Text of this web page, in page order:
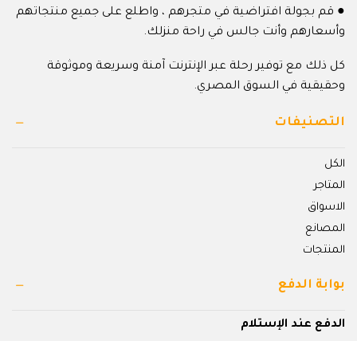
● قم بجولة افتراضية في متجرهم ، واطلع على جميع منتجاتهم
وأسعارهم وأنت جالس في راحة منزلك.
كل ذلك مع توفير رحلة عبر الإنترنت آمنة وسريعة وموثوقة
وحقيقية في السوق المصري.
التصنيفات
الكل
المتاجر
الاسواق
المصانع
المنتجات
بوابة الدفع
الدفع عند الإستلام